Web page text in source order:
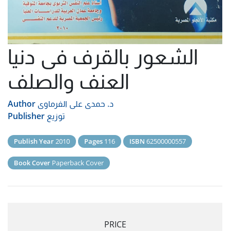
الشعور بالقرف فى دنيا
العنف والصلف
Author د. حمدى على الفرماوى
Publisher توزيع
Publish Year 2010 Pages 116 ISBN 62500000557
Book Cover Paperback Cover
PRICE